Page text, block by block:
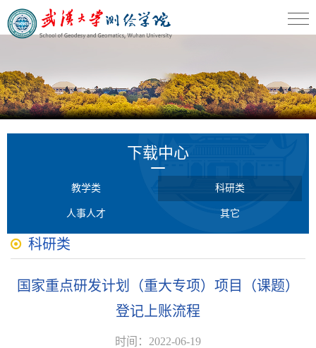
下载中心
教学类 科研类
人事人才 其它
科研类
国家重点研发计划（重大专项）项目（课题）
登记上账流程
时间：2022-06-19